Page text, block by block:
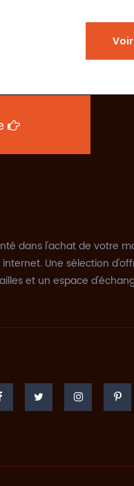
dans l'achat de votre
internet. Une sélection
et un espace